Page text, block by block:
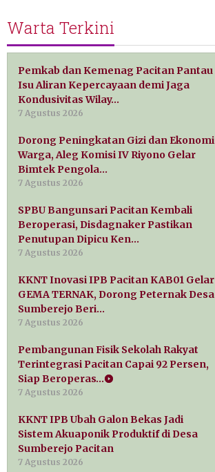
Warta Terkini
Pemkab dan Kemenag Pacitan Pantau
Isu Aliran Kepercayaan demi Jaga
Kondusivitas Wilay…
7 Agustus 2026
Dorong Peningkatan Gizi dan Ekonomi
Warga, Aleg Komisi IV Riyono Gelar
Bimtek Pengola…
7 Agustus 2026
SPBU Bangunsari Pacitan Kembali
Beroperasi, Disdagnaker Pastikan
Penutupan Dipicu Ken…
7 Agustus 2026
KKNT Inovasi IPB Pacitan KAB01 Gelar
GEMA TERNAK, Dorong Peternak Desa
Sumberejo Beri…
7 Agustus 2026
Pembangunan Fisik Sekolah Rakyat
Terintegrasi Pacitan Capai 92 Persen,
Siap Beroperas…
7 Agustus 2026
KKNT IPB Ubah Galon Bekas Jadi
Sistem Akuaponik Produktif di Desa
Sumberejo Pacitan
7 Agustus 2026